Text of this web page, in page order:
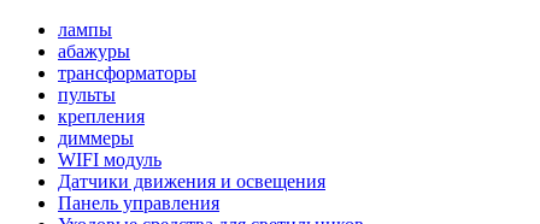
лампы
абажуры
трансформаторы
пульты
крепления
диммеры
WIFI модуль
Датчики движения и освещения
Панель управления